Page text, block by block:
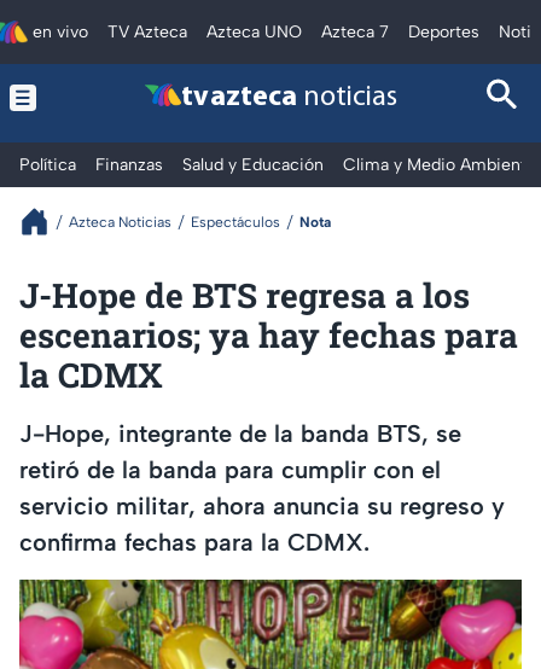
en vivo TV Azteca Azteca UNO Azteca 7 Deportes
tv azteca noticias
Política Finanzas Salud y Educación Clima y Medio Ambiente
Azteca Noticias Espectáculos Nota
J-Hope de BTS regresa a los
escenarios; ya hay fechas para
la CDMX
J-Hope, integrante de la banda BTS, se
retiró de la banda para cumplir con el
servicio militar, ahora anuncia su regreso y
confirma fechas para la CDMX.